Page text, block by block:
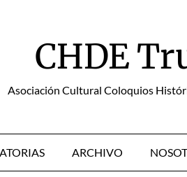
CHDE
Asociación Cultural Coloquios
ARCHIVO